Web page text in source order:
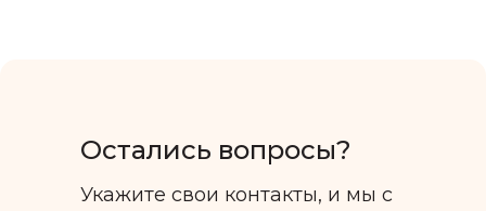
Остались вопросы?
Укажите свои контакты, и мы с